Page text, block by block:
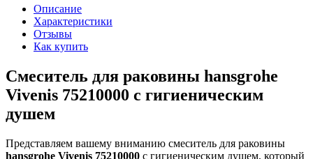
Описание
Характеристики
Отзывы
Как купить
Смеситель для раковины hansgrohe
Vivenis 75210000 с гигиеническим
душем
Представляем вашему вниманию смеситель для раковины
hansgrohe Vivenis 75210000 с гигиеническим душем, который